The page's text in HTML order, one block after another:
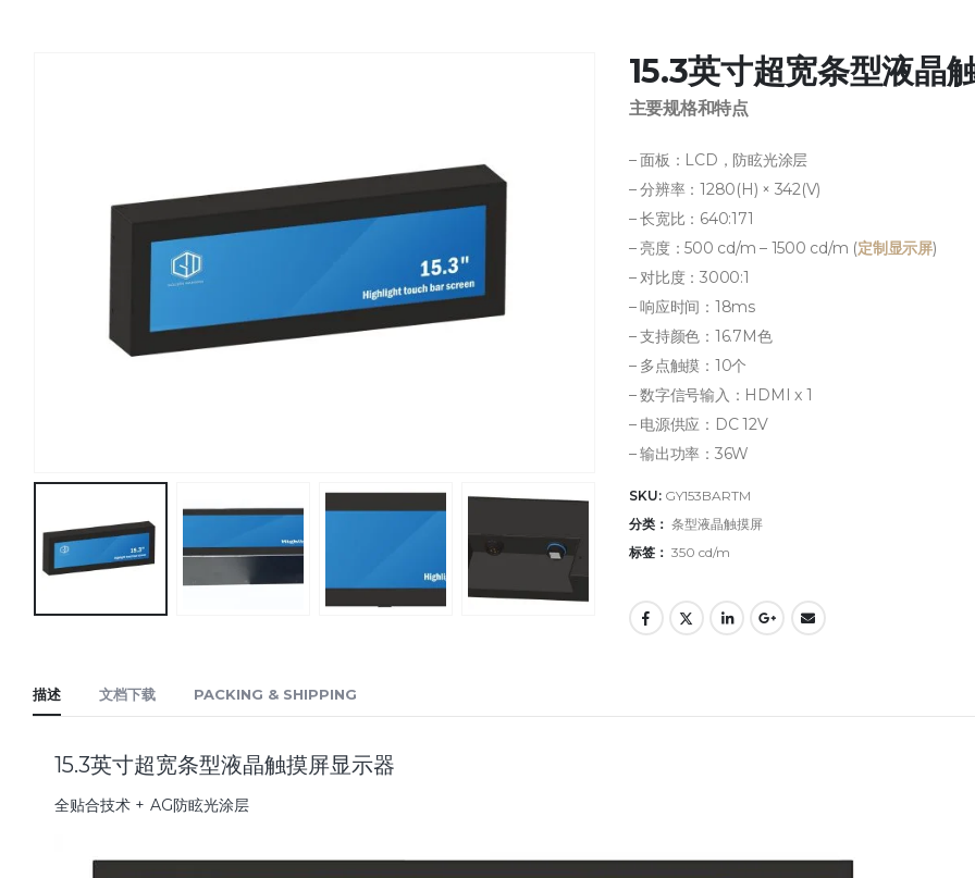
15.3英寸超宽条型液晶
主要规格和特点
– 面板：LCD，防眩光涂层
– 分辨率：1280(H) × 342(V)
– 长宽比：640:171
– 亮度：500 cd/m – 1500 cd/m (定制显示屏)
– 对比度：3000:1
– 响应时间：18ms
– 支持颜色：16.7M色
– 多点触摸：10个
– 数字信号输入：HDMI x 1
– 电源供应：DC 12V
– 输出功率：36W
SKU: GY153BARTM
分类： 条型液晶触摸屏
标签： 350 cd/m
描述 文档下载 PACKING & SHIPPING
15.3英寸超宽条型液晶触摸屏显示器
全贴合技术 + AG防眩光涂层